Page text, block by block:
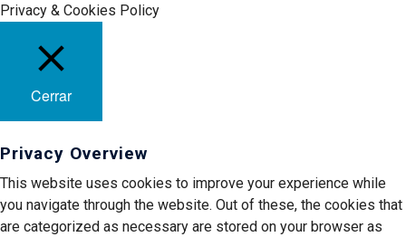
Privacy & Cookies Policy
Cerrar
Privacy Overview
This website uses cookies to improve your experience while
you navigate through the website. Out of these, the cookies that
are categorized as necessary are stored on your browser as